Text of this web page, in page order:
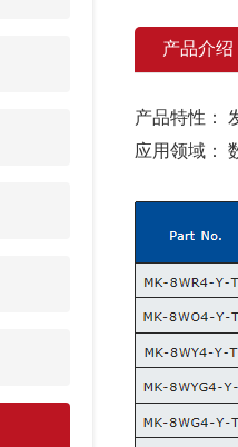
产品介绍
产品特性：
应用领域：